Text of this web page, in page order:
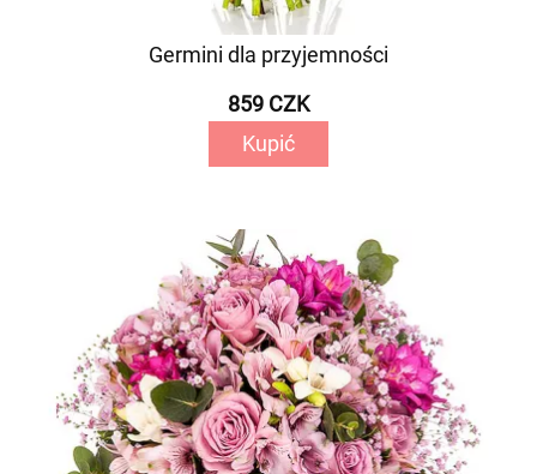
Germini dla przyjemności
859 CZK
Kupić